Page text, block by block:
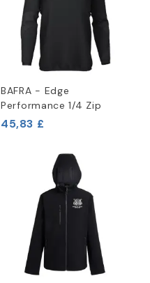
BAFRA - Edge
Performance 1/4 Zip
45,83 £